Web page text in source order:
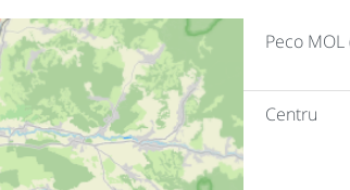
Peco
Centru